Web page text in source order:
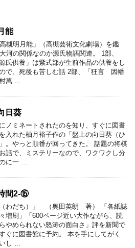
能
高槻明月能」（高槻芸術文化劇場）を鑑
河の関係なのか源氏物語関連。 1部、
氏供養」は紫式部が生前作品の供養をし
で、死後も苦しむ話 2部、「狂言 因幡
萬 …
日葵
ノミネートされたのを知り、すぐに図書
入れた柚月裕子作の「盤上の向日葵（ひ
。やっと順番が回ってきた。 話題の将棋
話で、ミステリーなので、ワクワクし分
に一 …
間2-⑮
（わだち）」 （奥田英朗 著） 「各紙誌
増刷」「600ページ近い大作ながら、読
やめられない怒涛の面白さ」評を新聞で
ぐに図書館に予約。 本を手にしてがく
し …